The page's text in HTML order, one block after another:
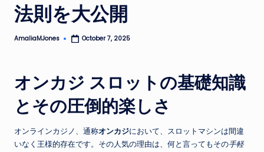
法則を大公開
Posted
AmaliaMJones October 7, 2025
オンカジ スロットの基礎知識
とその圧倒的楽しさ
オンラインカジノ、通称オンカジにおいて、スロットマシンは間違
いなく王様的存在です。その人気の理由は、何と言ってもその手軽